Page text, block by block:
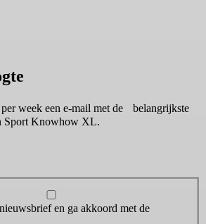
week een e-mail met de belangrijkste
Sport Knowhow XL.
en ga akkoord met de